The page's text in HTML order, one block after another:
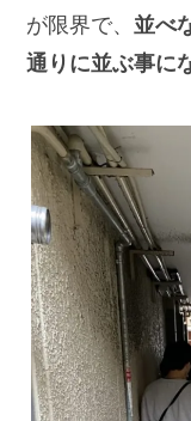
が限界で、 並べ
通りに並ぶ事に